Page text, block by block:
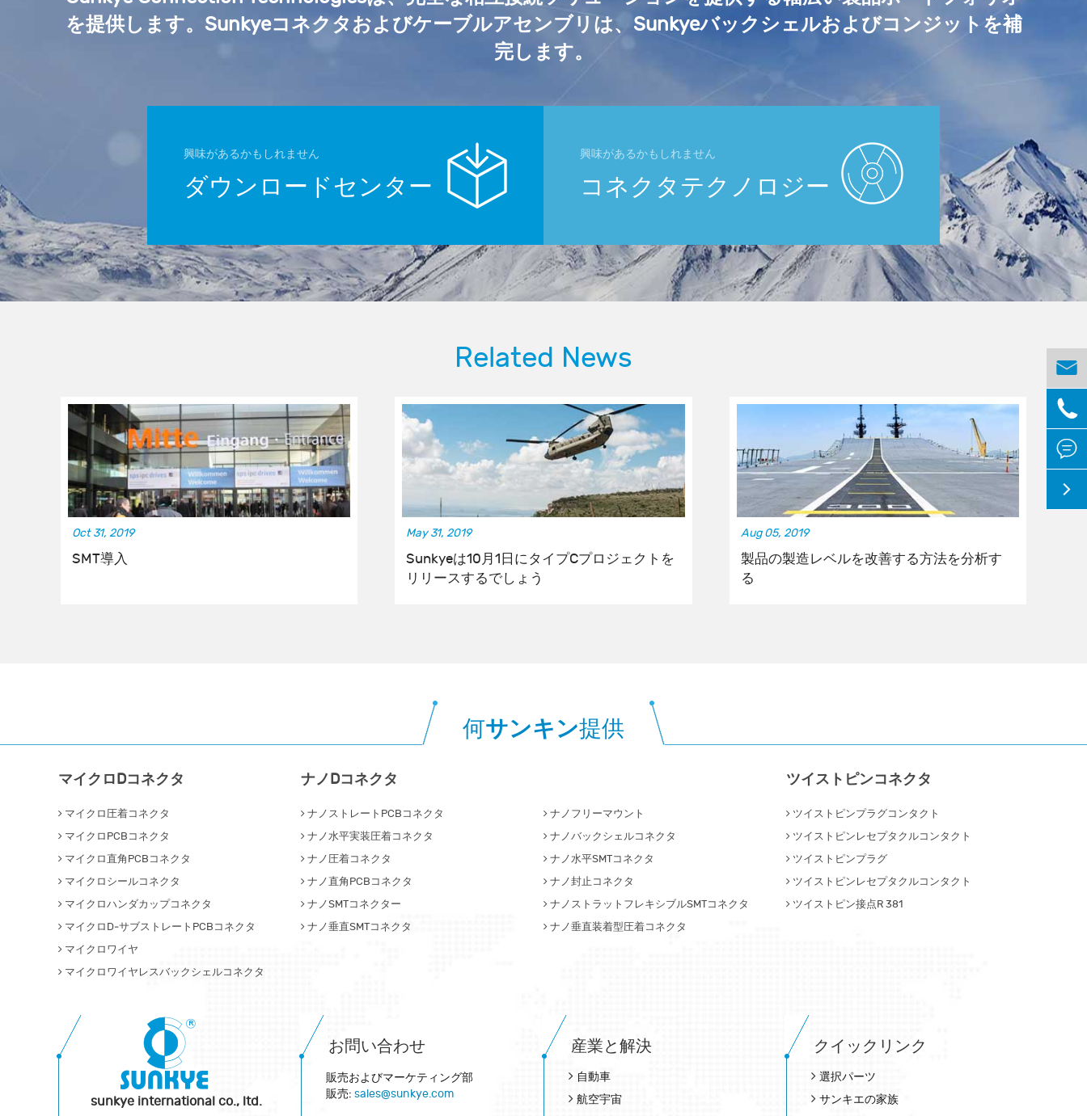
を提供します。Sunkyeコネクタおよびケーブルアセンブリは、Sunkyeバックシェルおよびコンジットを補
完します。
興味があるかもしれません
ダウンロードセンター
興味があるかもしれません
コネクタテクノロジー
Related News
Oct 31, 2019
SMT導入
May 31, 2019
Sunkyeは10月1日にタイプCプロジェクトを
リリースするでしょう
Aug 05, 2019
製品の製造レベルを改善する方法を分析す
る
何サンキン提供
マイクロDコネクタ
マイクロ圧着コネクタ
マイクロPCBコネクタ
マイクロ直角PCBコネクタ
マイクロシールコネクタ
マイクロハンダカップコネクタ
マイクロD‐サブストレートPCBコネクタ
マイクロワイヤ
マイクロワイヤレスバックシェルコネクタ
ナノDコネクタ
ナノストレートPCBコネクタ
ナノフリーマウント
ナノ水平実装圧着コネクタ
ナノバックシェルコネクタ
ナノ圧着コネクタ
ナノ水平SMTコネクタ
ナノ直角PCBコネクタ
ナノ封止コネクタ
ナノSMTコネクター
ナノストラットフレキシブルSMTコネクタ
ナノ垂直SMTコネクタ
ナノ垂直装着型圧着コネクタ
ツイストピンコネクタ
ツイストピンプラグコンタクト
ツイストピンレセプタクルコンタクト
ツイストピンプラグ
ツイストピンレセプタクルコンタクト
ツイストピン接点R 381
sunkye international co., ltd.
お問い合わせ
販売およびマーケティング部
販売: sales@sunkye.com
産業と解決
自動車
航空宇宙
クイックリンク
選択パーツ
サンキエの家族



